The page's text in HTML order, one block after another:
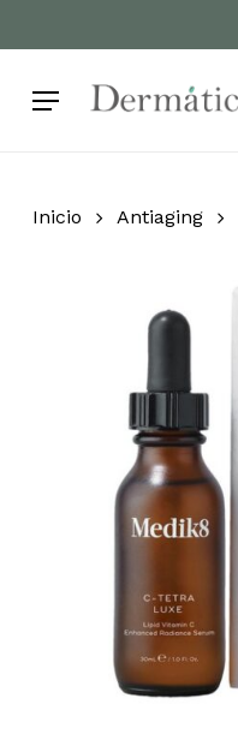
to
content
Menu
Cart
Inicio Antiaging